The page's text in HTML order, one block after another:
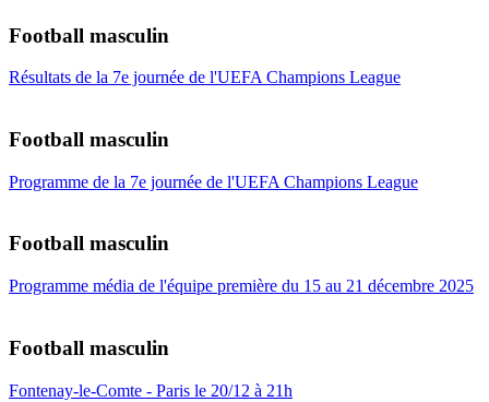
Football masculin
Résultats de la 7e journée de l'UEFA Champions League
Football masculin
Programme de la 7e journée de l'UEFA Champions League
Football masculin
Programme média de l'équipe première du 15 au 21 décembre 2025
Football masculin
Fontenay-le-Comte - Paris le 20/12 à 21h